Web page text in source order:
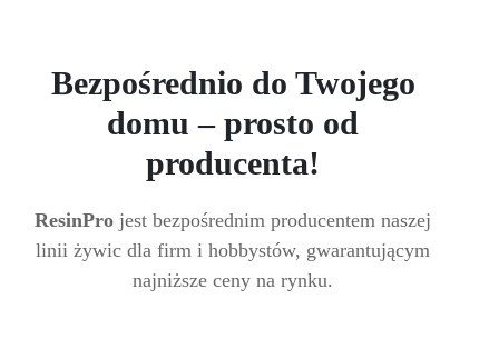
Bezpośrednio do Twojego
domu – prosto od
producenta!
ResinPro jest bezpośrednim producentem naszej
linii żywic dla firm i hobbystów, gwarantującym
najniższe ceny na rynku.